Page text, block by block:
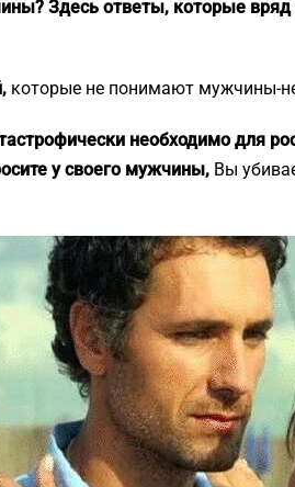
Здесь ответы, которые
которые не понимают мужчины-
необходимо для
у своего мужчины, Вы